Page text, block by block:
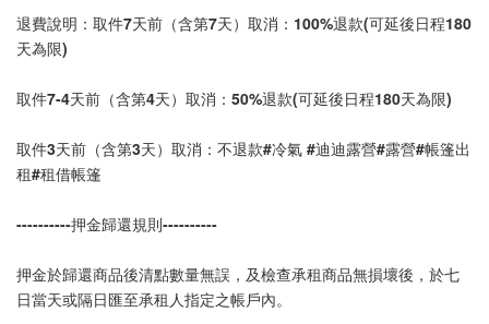
退費說明：取件7天前（含第7天）取消：100%退款(可延後日程180
天為限)
取件7-4天前（含第4天）取消：50%退款(可延後日程180天為限)
取件3天前（含第3天）取消：不退款#冷氣 #迪迪露營#露營#帳篷出
租#租借帳篷
----------押金歸還規則----------
押金於歸還商品後清點數量無誤，及檢查承租商品無損壞後，於七
日當天或隔日匯至承租人指定之帳戶內。